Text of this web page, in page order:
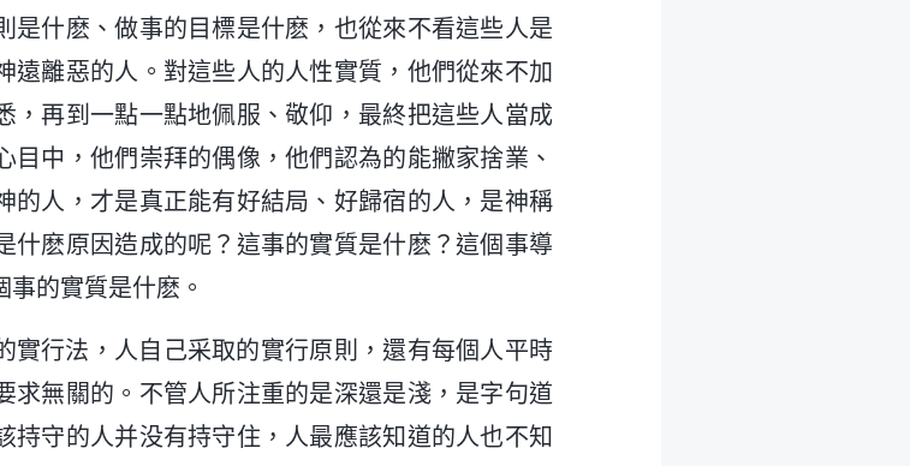
是什麽、做事的目標是什麽，也從來不看這些人是
遠離惡的人。對這些人的人性實質，他們從來不加
，再到一點一點地佩服、敬仰，最終把這些人當成
目中，他們崇拜的偶像，他們認為的能撇家捨業、
的人，才是真正能有好結局、好歸宿的人，是神稱
什麽原因造成的呢？這事的實質是什麽？這個事導
的實質是什麽。
實行法，人自己采取的實行原則，還有每個人平時
求無關的。不管人所注重的是深還是淺，是字句道
持守的人并没有持守住，人最應該知道的人也不知